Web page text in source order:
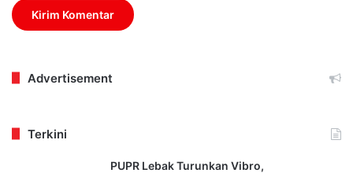
Advertisement
Terkini
PUPR Lebak Turunkan Vibro,